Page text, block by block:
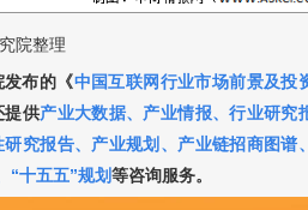
院整理
布的《中国互联网行业市场前景及投
提供产业大数据、 产业情报、行业研究
研究报告、 产业规划 、 产业链招商图谱、
“十五五”规划等咨询服务。